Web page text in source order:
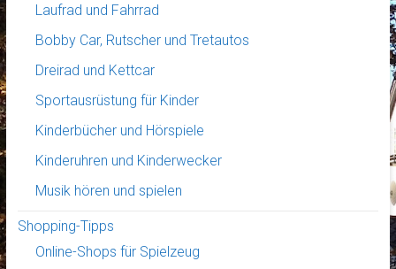
Laufrad und Fahrrad
Bobby Car, Rutscher und Tretautos
Dreirad und Kettcar
Sportausrüstung für Kinder
Kinderbücher und Hörspiele
Kinderuhren und Kinderwecker
Musik hören und spielen
Shopping-Tipps
Online-Shops für Spielzeug